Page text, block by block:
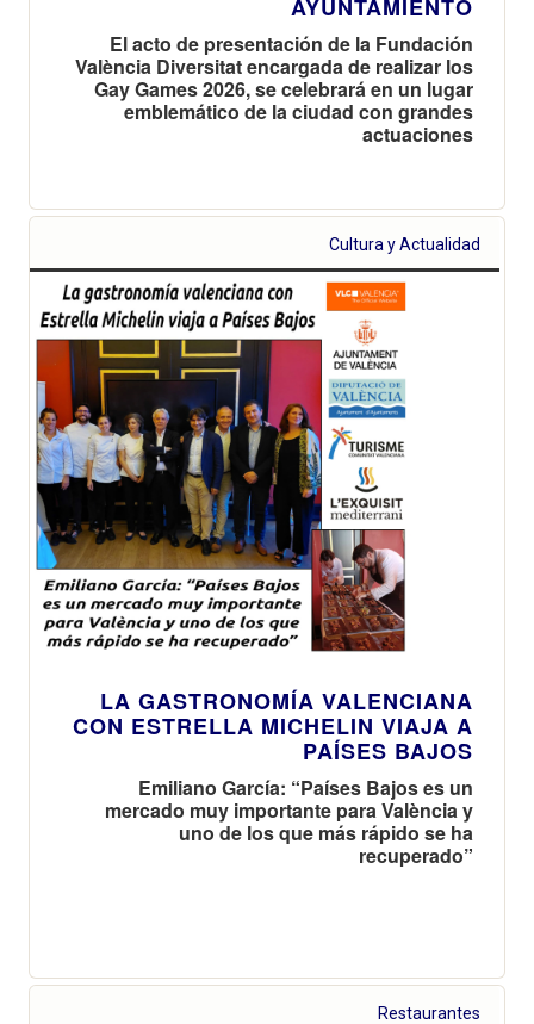
AYUNTAMIENTO
El acto de presentación de la Fundación
València Diversitat encargada de realizar los
Gay Games 2026, se celebrará en un lugar
emblemático de la ciudad con grandes
actuaciones
Cultura y Actualidad
LA GASTRONOMÍA VALENCIANA
CON ESTRELLA MICHELIN VIAJA A
PAÍSES BAJOS
Emiliano García: “Países Bajos es un
mercado muy importante para València y
uno de los que más rápido se ha
recuperado”
Restaurantes